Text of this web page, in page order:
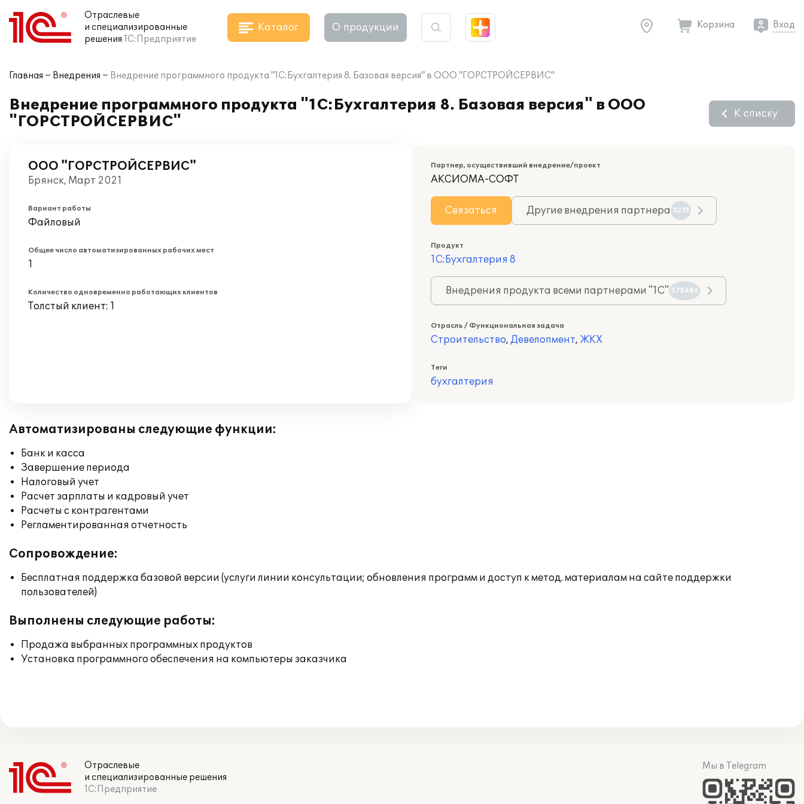
Отраслевые
и специализированные
решения 1С:Предприятие
Каталог О продукции Корзина Вход
Главная Внедрения Внедрение программного продукта "1С:Бухгалтерия 8. Базовая версия" в ООО "ГОРСТРОЙСЕРВИС"
Внедрение программного продукта "1С:Бухгалтерия 8. Базовая версия" в ООО
"ГОРСТРОЙСЕРВИС"
К списку
ООО "ГОРСТРОЙСЕРВИС"
Брянск, Март 2021
Вариант работы
Файловый
Общее число автоматизированных рабочих мест
1
Количество одновременно работающих клиентов
Толстый клиент: 1
Партнер, осуществивший внедрение/проект
АКСИОМА-СОФТ
Связаться Другие внедрения партнера 3251
Продукт
1С:Бухгалтерия 8
Внедрения продукта всеми партнерами "1С" 575686
Отрасль / Функциональная задача
Строительство, Девелопмент, ЖКХ
Теги
бухгалтерия
Автоматизированы следующие функции:
Банк и касса
Завершение периода
Налоговый учет
Расчет зарплаты и кадровый учет
Расчеты с контрагентами
Регламентированная отчетность
Сопровождение:
Бесплатная поддержка базовой версии (услуги линии консультации; обновления программ и доступ к метод. материалам на сайте поддержки
пользователей)
Выполнены следующие работы:
Продажа выбранных программных продуктов
Установка программного обеспечения на компьютеры заказчика
Отраслевые
и специализированные решения
1С:Предприятие
Мы в Telegram